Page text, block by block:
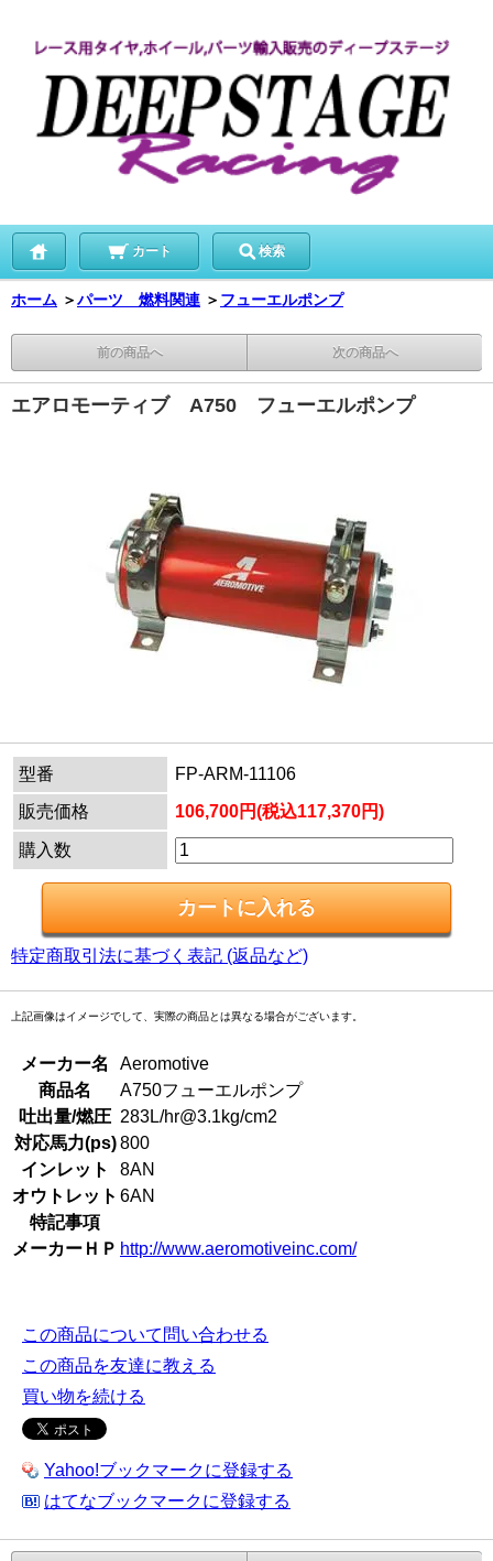
カート 検索
ホーム ＞パーツ 燃料関連 ＞ フューエルポンプ
前の商品へ 次の商品へ
エアロモーティブ A750 フューエルポンプ
型番
FP-ARM-11106
販売価格
106,700円(税込117,370円)
購入数
特定商取引法に基づく表記 (返品など)
上記画像はイメージでして、実際の商品とは異なる場合がございます。
メーカー名
Aeromotive
商品名
A750フューエルポンプ
吐出量/燃圧 283L/hr@3.1kg/cm2
対応馬力(ps) 800
インレット
8AN
オウトレット 6AN
特記事項
メーカーＨＰ http://www.aeromotiveinc.com/
この商品について問い合わせる
この商品を友達に教える
買い物を続ける
Yahoo!ブックマークに登録する
はてなブックマークに登録する